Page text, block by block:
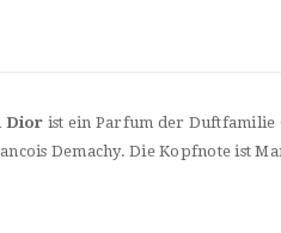
Dior ist ein Parfum der
Demachy. Die Kopfnote ist